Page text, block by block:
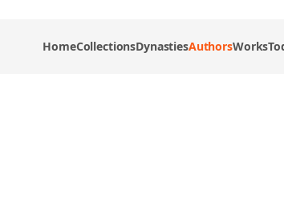
HomeCollectionsDynastiesAuthorsWorks